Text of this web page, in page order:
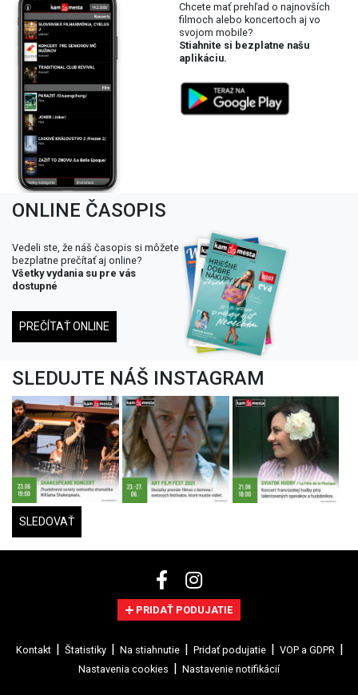
Chcete mať prehľad o najnovších
filmoch alebo koncertoch aj vo
svojom mobile?
Stiahnite si bezplatne našu
aplikáciu.
ONLINE ČASOPIS
Vedeli ste, že náš časopis si môžete
bezplatne prečítať aj online?
Všetky vydania su pre vás
dostupné
PREČÍTAŤ ONLINE
SLEDUJTE NÁŠ INSTAGRAM
SLEDOVAŤ
PRIDAŤ PODUJATIE
Kontakt Štatistiky Na stiahnutie Pridať podujatie
VOP a GDPR
Nastavenia cookies
Nastavenie notifikácií